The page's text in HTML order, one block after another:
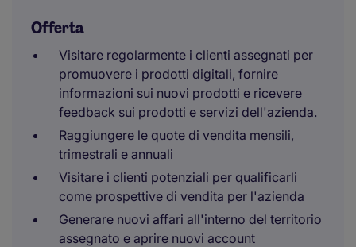
Offerta
Visitare regolarmente i clienti assegnati per
promuovere i prodotti digitali, fornire
informazioni sui nuovi prodotti e ricevere
feedback sui prodotti e servizi dell'azienda.
Raggiungere le quote di vendita mensili,
trimestrali e annuali
Visitare i clienti potenziali per qualificarli
come prospettive di vendita per l'azienda
Generare nuovi affari all'interno del territorio
assegnato e aprire nuovi account